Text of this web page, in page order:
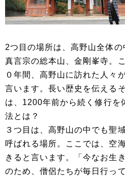
2つ目の場所は、高野山全体
真言宗の総本山、金剛峯寺。
０年間、高野山に訪れた人々
言います。長い歴史を伝える
は、1200年前から続く修行を
法とは？
３つ目は、高野山の中でも聖
呼ばれる場所。ここでは、空
きると言います。「今なお生
のため、僧侶たちが毎日行っ